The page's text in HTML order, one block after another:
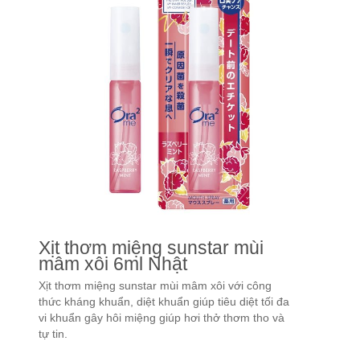
Xịt thơm miệng sunstar mùi
mâm xôi 6ml Nhật
Xịt thơm miệng sunstar mùi mâm xôi với công
thức kháng khuẩn, diệt khuẩn giúp tiêu diệt tối đa
vi khuẩn gây hôi miệng giúp hơi thở thơm tho và
tự tin.